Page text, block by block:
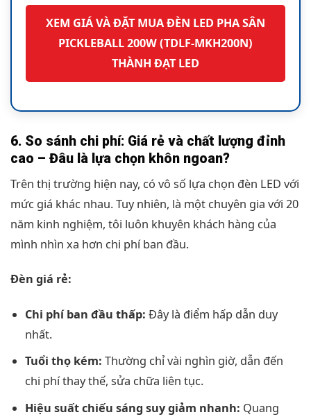
XEM GIÁ VÀ ĐẶT MUA ĐÈN LED PHA SÂN
PICKLEBALL 200W (TDLF-MKH200N)
THÀNH ĐẠT LED
6. So sánh chi phí: Giá rẻ và chất lượng đỉnh
cao – Đâu là lựa chọn khôn ngoan?
Trên thị trường hiện nay, có vô số lựa chọn đèn LED với
mức giá khác nhau. Tuy nhiên, là một chuyên gia với 20
năm kinh nghiệm, tôi luôn khuyên khách hàng của
mình nhìn xa hơn chi phí ban đầu.
Đèn giá rẻ:
Chi phí ban đầu thấp: Đây là điểm hấp dẫn duy
nhất.
Tuổi thọ kém: Thường chỉ vài nghìn giờ, dẫn đến
chi phí thay thế, sửa chữa liên tục.
Hiệu suất chiếu sáng suy giảm nhanh: Quang